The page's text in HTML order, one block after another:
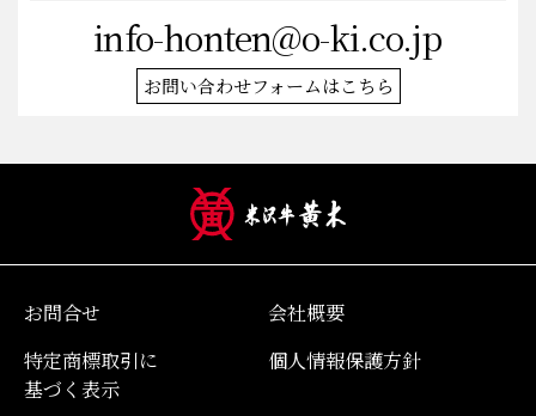
info-honten@o-ki.co.jp
お問い合わせフォームはこちら
お問合せ
会社概要
特定商標取引に
基づく表示
個人情報保護方針